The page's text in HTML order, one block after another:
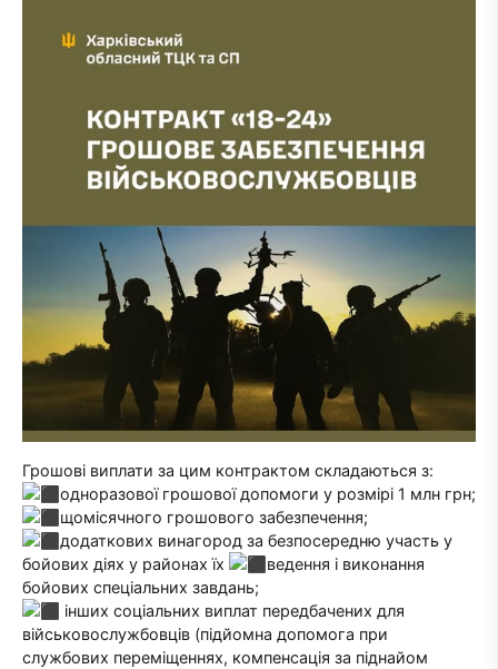
Грошові виплати за цим контрактом складаються з:
одноразової грошової допомоги у розмірі 1 млн грн;
щомісячного грошового забезпечення;
додаткових винагород за безпосередню участь у
бойових діях у районах їх
ведення і виконання
бойових спеціальних завдань;
інших соціальних виплат передбачених для
військовослужбовців (підйомна допомога при
службових переміщеннях, компенсація за піднайом